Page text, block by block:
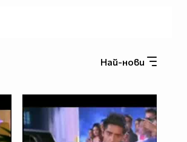
Най-нови